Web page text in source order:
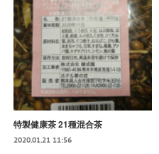
特製健康茶 21種混合茶
2020.01.21 11:56